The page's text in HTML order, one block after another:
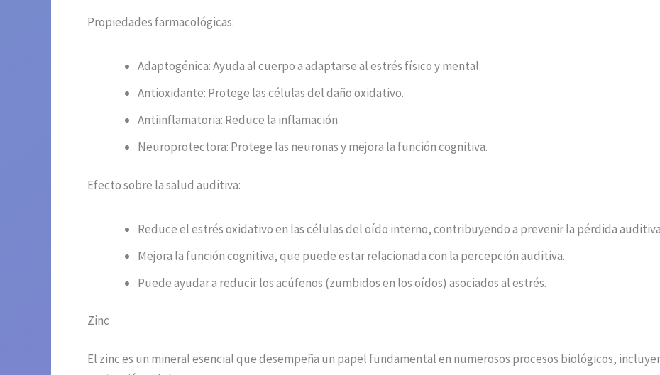
Propiedades farmacológicas:
Adaptogénica: Ayuda al cuerpo a adaptarse al estrés físico y mental.
Antioxidante: Protege las células del daño oxidativo.
Antiinflamatoria: Reduce la inflamación.
Neuroprotectora: Protege las neuronas y mejora la función cognitiva.
Efecto sobre la salud auditiva:
Reduce el estrés oxidativo en las células del oído interno, contribuyendo a prevenir la pérdida
Mejora la función cognitiva, que puede estar relacionada con la percepción auditiva.
Puede ayudar a reducir los acúfenos (zumbidos en los oídos) asociados al estrés.
Zinc
El zinc es un mineral esencial que desempeña un papel fundamental en numerosos procesos biológicos,